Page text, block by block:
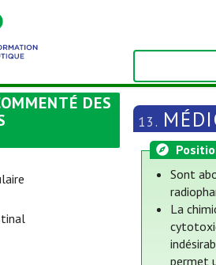
DES
13.
Sont
La
permet